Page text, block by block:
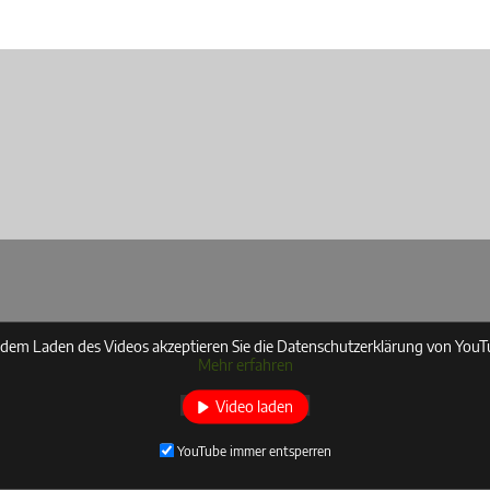
Laden des Videos akzeptieren Sie die Datenschutzerklärung von
Mehr erfahren
Video laden
YouTube immer entsperren